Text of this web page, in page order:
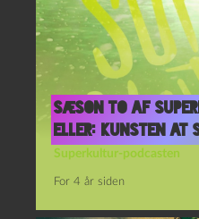
Sæson to af
eller: kunsten at
Superkultur-podcasten
For 4 år siden